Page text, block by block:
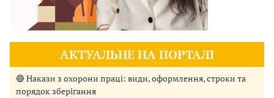
АКТУАЛЬНЕ НА ПОРТАЛІ
🔵 Накази з охорони праці: види, оформлення, строки та
порядок зберігання